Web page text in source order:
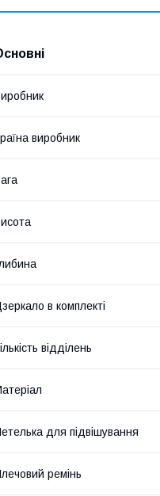
виробник
в комплекті
відділень
для підвішування
ремінь